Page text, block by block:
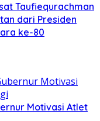
Taufiequrachman
dari Presiden
ke-80
Motivasi Atlet